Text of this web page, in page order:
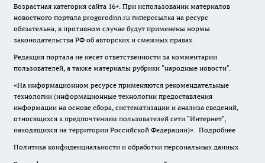
Возрастная категория сайта 16+. При использовании материалов
новостного портала progorodnn.ru гиперссылка на ресурс
обязательна, в противном случае будут применены нормы
законодательства РФ об авторских и смежных правах.
Редакция портала не несет ответственности за комментарии
пользователей, а также материалы рубрики "народные новости".
«На информационном ресурсе применяются рекомендательные
технологии (информационные технологии предоставления
информации на основе сбора, систематизации и анализа сведений,
относящихся к предпочтениям пользователей сети "Интернет",
находящихся на территории Российской Федерации)». Подробнее
Политика конфиденциальности и обработки персональных данных